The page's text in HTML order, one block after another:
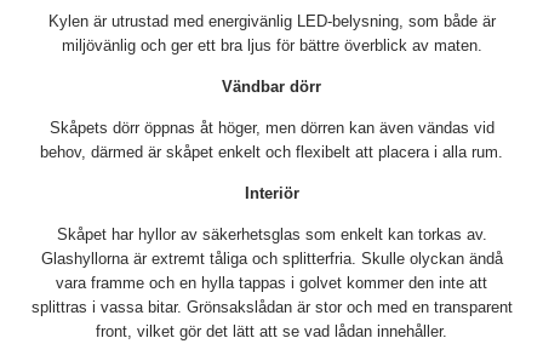
Kylen är utrustad med energivänlig LED-belysning, som både är
miljövänlig och ger ett bra ljus för bättre överblick av maten.
Vändbar dörr
Skåpets dörr öppnas åt höger, men dörren kan även vändas vid
behov, därmed är skåpet enkelt och flexibelt att placera i alla rum.
Interiör
Skåpet har hyllor av säkerhetsglas som enkelt kan torkas av.
Glashyllorna är extremt tåliga och splitterfria. Skulle olyckan ändå
vara framme och en hylla tappas i golvet kommer den inte att
splittras i vassa bitar. Grönsakslådan är stor och med en transparent
front, vilket gör det lätt att se vad lådan innehåller.